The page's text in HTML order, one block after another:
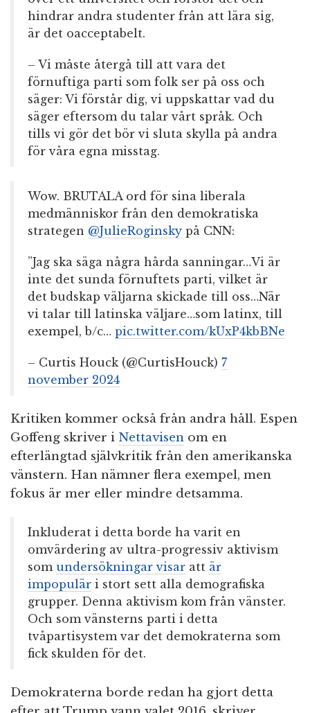
hindrar andra studenter från att lära sig,
är det oacceptabelt.
– Vi måste återgå till att vara det
förnuftiga parti som folk ser på oss och
säger: Vi förstår dig, vi uppskattar vad du
säger eftersom du talar vårt språk. Och
tills vi gör det bör vi sluta skylla på andra
för våra egna misstag.
Wow. BRUTALA ord för sina liberala
medmänniskor från den demokratiska
strategen @JulieRoginsky på CNN:
”Jag ska säga några hårda sanningar…Vi är
inte det sunda förnuftets parti, vilket är
det budskap väljarna skickade till oss…När
vi talar till latinska väljare…som latinx, till
exempel, b/c… pic.twitter.com/kUxP4kbBNe
– Curtis Houck (@CurtisHouck) 7
november 2024
Kritiken kommer också från andra håll. Espen
Goffeng skriver i Nettavisen om en
efterlängtad självkritik från den amerikanska
vänstern. Han nämner flera exempel, men
fokus är mer eller mindre detsamma.
Inkluderat i detta borde ha varit en
omvärdering av ultra-progressiv aktivism
som undersökningar visar att är
impopulär i stort sett alla demografiska
grupper. Denna aktivism kom från vänster.
Och som vänsterns parti i detta
tvåpartisystem var det demokraterna som
fick skulden för det.
Demokraterna borde redan ha gjort detta